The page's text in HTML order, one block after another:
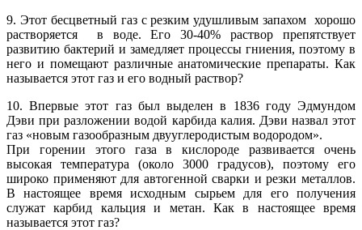
9. Этот бесцветный газ с резким удушливым запахом хорошо
растворяется в воде. Его 30-40% раствор препятствует
развитию бактерий и замедляет процессы гниения, поэтому в
него и помещают различные анатомические препараты. Как
называется этот газ и его водный раствор?
10. Впервые этот газ был выделен в 1836 году Эдмундом
Дэви при разложении водой карбида калия. Дэви назвал этот
газ «новым газообразным двууглеродистым водородом».
При горении этого газа в кислороде развивается очень
высокая температура (около 3000 градусов), поэтому его
широко применяют для автогенной сварки и резки металлов.
В настоящее время исходным сырьем для его получения
служат карбид кальция и метан. Как в настоящее время
называется этот газ?